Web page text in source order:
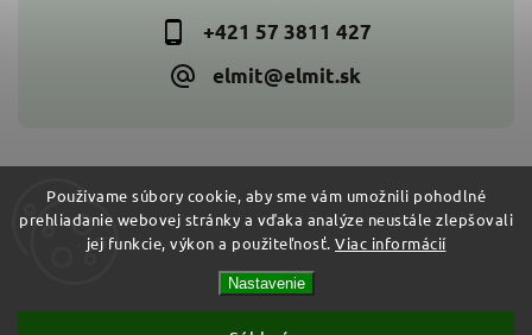
Používame súbory cookie, aby sme vám umožnili pohodlné
prehliadanie webovej stránky a vďaka analýze neustále zlepšovali
jej funkcie, výkon a použiteľnosť. Viac informácií
Nastavenie
+421 57 3811 427
elmit@elmit.sk
Copyright 2026ELMIT - Elektroinštalačný materiál, svietidlá.
Všetky práva vyhradené.
Shoptet| Design